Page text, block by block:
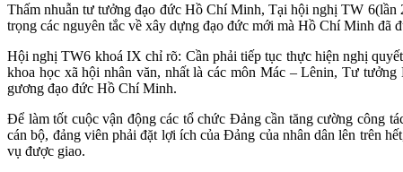
Thấm nhuẫn tư tưởng đạo đức Hồ Chí Minh, Tại hội nghị TW 6(lần
trọng các nguyên tắc về xây dựng đạo đức mới mà Hồ Chí Minh đã
Hội nghị TW6 khoá IX chỉ rõ: Cần phải tiếp tục thực hiện nghị
khoa học xã hội nhân văn, nhất là các môn Mác – Lênin, Tư
gương đạo đức Hồ Chí Minh.
Để làm tốt cuộc vận động các tổ chức Đảng cần tăng cường công
cán bộ, đảng viên phải đặt lợi ích của Đảng của nhân dân lên trên
vụ được giao.